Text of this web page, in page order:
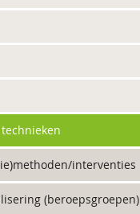
interventies
(beroepsgroepen)